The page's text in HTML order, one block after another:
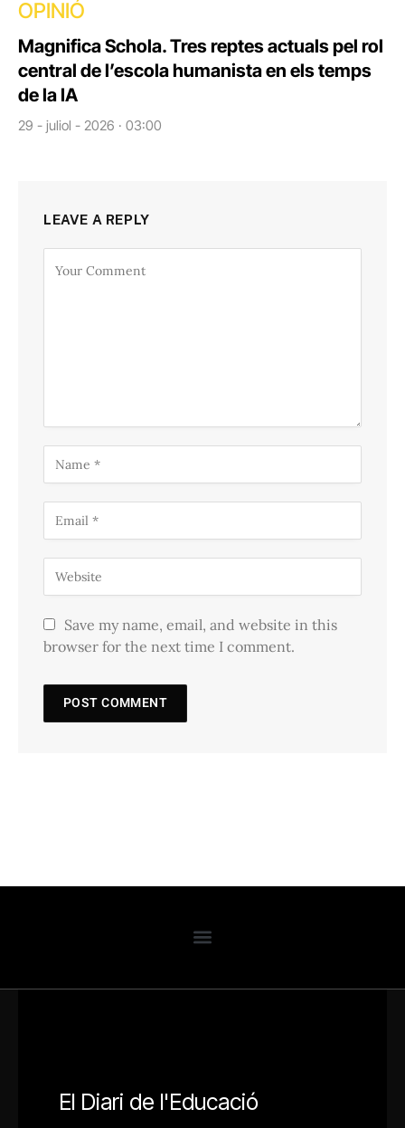
OPINIÓ
Magnifica Schola. Tres reptes actuals pel rol
central de l’escola humanista en els temps
de la IA
29 - juliol - 2026 · 03:00
LEAVE A REPLY
Save my name, email, and website in this
browser for the next time I comment.